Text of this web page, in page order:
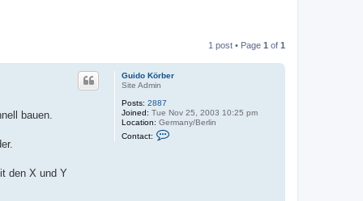
1 post • Page 1 of 1
Guido Körber
Site Admin
Posts: 2887
Joined: Tue Nov 25, 2003 10:25 pm
Location: Germany/Berlin
Contact:
bauen.
den X und Y